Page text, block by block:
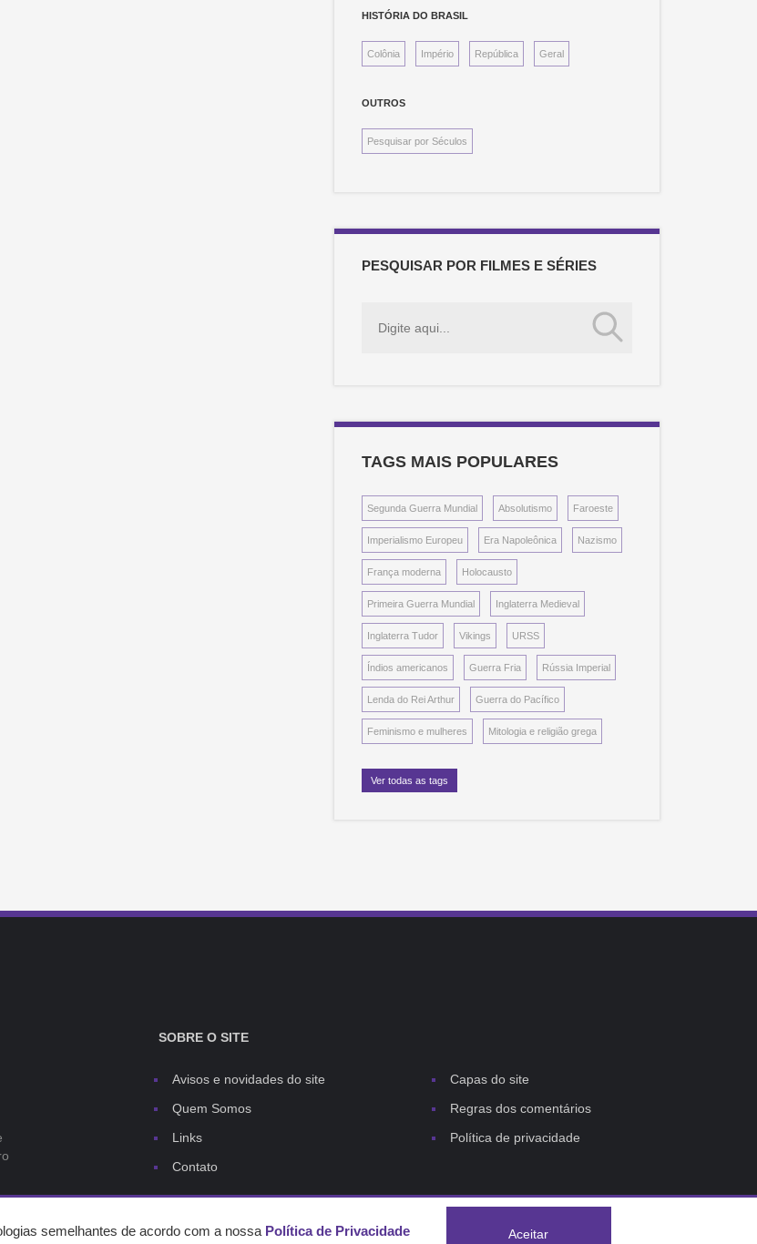
HISTÓRIA DO BRASIL
Colônia Império República Geral
OUTROS
Pesquisar por Séculos
PESQUISAR POR FILMES E SÉRIES
TAGS MAIS POPULARES
Segunda Guerra Mundial Absolutismo Faroeste
Imperialismo Europeu Era Napoleônica Nazismo
França moderna Holocausto
Primeira Guerra Mundial Inglaterra Medieval
Inglaterra Tudor Vikings URSS
Índios americanos Guerra Fria Rússia Imperial
Lenda do Rei Arthur Guerra do Pacífico
Feminismo e mulheres Mitologia e religião grega
Ver todas as tags
SOBRE O SITE
Avisos e novidades do site
Quem Somos
Links
Contato
Capas do site
Regras dos comentários
Política de privacidade
semelhantes de acordo com a nossa Política de Privacidade
Aceitar